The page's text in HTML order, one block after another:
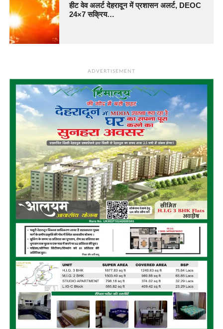
हीट वेव अलर्ट देहरादून में प्रशासन अलर्ट, DEOC
24×7 सक्रिय…
ADVERTISEMENT